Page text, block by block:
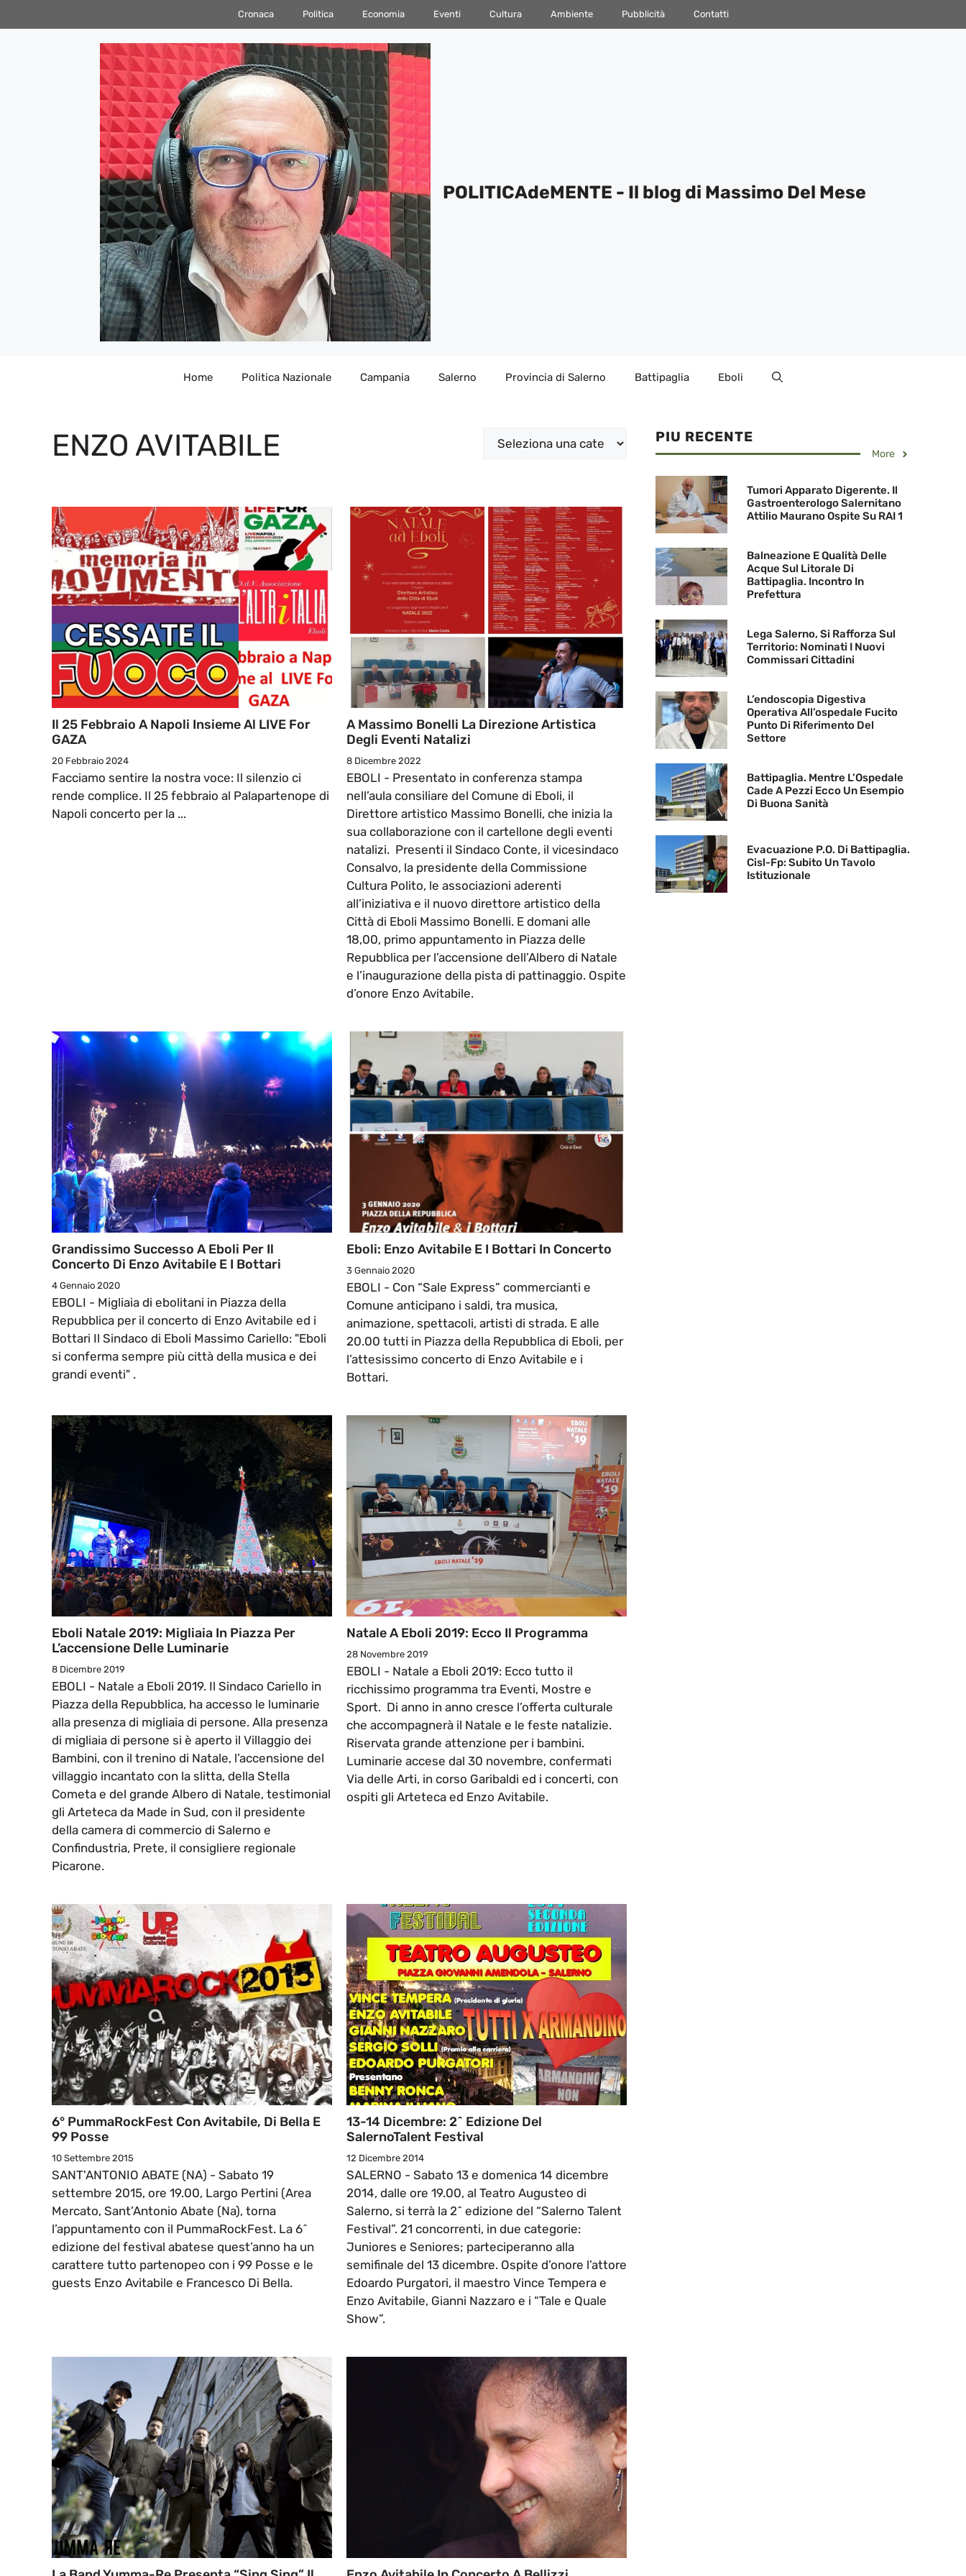
al
Cronaca Politica Economia Eventi Cultura Ambiente Pubblicità Contatti
POLITICAdeMENTE - Il blog di Massimo Del Mese
Home Politica Nazionale Campania Salerno Provincia di Salerno Battipaglia Eboli
ENZO AVITABILE Categorie
Il 25 Febbraio A Napoli Insieme Al LIVE For
GAZA
20 Febbraio 2024
Facciamo sentire la nostra voce: Il silenzio ci
rende complice. Il 25 febbraio al Palapartenope di
Napoli concerto per la ...
A Massimo Bonelli La Direzione Artistica
Degli Eventi Natalizi
8 Dicembre 2022
EBOLI - Presentato in conferenza stampa
nell’aula consiliare del Comune di Eboli, il
Direttore artistico Massimo Bonelli, che inizia la
sua collaborazione con il cartellone degli eventi
natalizi. Presenti il Sindaco Conte, il vicesindaco
Consalvo, la presidente della Commissione
Cultura Polito, le associazioni aderenti
all’iniziativa e il nuovo direttore artistico della
Città di Eboli Massimo Bonelli. E domani alle
18,00, primo appuntamento in Piazza delle
Repubblica per l’accensione dell’Albero di Natale
e l’inaugurazione della pista di pattinaggio. Ospite
d’onore Enzo Avitabile.
Grandissimo Successo A Eboli Per Il
Concerto Di Enzo Avitabile E I Bottari
4 Gennaio 2020
EBOLI - Migliaia di ebolitani in Piazza della
Repubblica per il concerto di Enzo Avitabile ed i
Bottari Il Sindaco di Eboli Massimo Cariello: "Eboli
si conferma sempre più città della musica e dei
grandi eventi" .
Eboli: Enzo Avitabile E I Bottari In Concerto
3 Gennaio 2020
EBOLI - Con “Sale Express” commercianti e
Comune anticipano i saldi, tra musica,
animazione, spettacoli, artisti di strada. E alle
20.00 tutti in Piazza della Repubblica di Eboli, per
l’attesissimo concerto di Enzo Avitabile e i
Bottari.
Eboli Natale 2019: Migliaia In Piazza Per
L’accensione Delle Luminarie
8 Dicembre 2019
EBOLI - Natale a Eboli 2019. Il Sindaco Cariello in
Piazza della Repubblica, ha accesso le luminarie
alla presenza di migliaia di persone. Alla presenza
di migliaia di persone si è aperto il Villaggio dei
Bambini, con il trenino di Natale, l’accensione del
villaggio incantato con la slitta, della Stella
Cometa e del grande Albero di Natale, testimonial
gli Arteteca da Made in Sud, con il presidente
della camera di commercio di Salerno e
Confindustria, Prete, il consigliere regionale
Picarone.
Natale A Eboli 2019: Ecco Il Programma
28 Novembre 2019
EBOLI - Natale a Eboli 2019: Ecco tutto il
ricchissimo programma tra Eventi, Mostre e
Sport. Di anno in anno cresce l’offerta culturale
che accompagnerà il Natale e le feste natalizie.
Riservata grande attenzione per i bambini.
Luminarie accese dal 30 novembre, confermati
Via delle Arti, in corso Garibaldi ed i concerti, con
ospiti gli Arteteca ed Enzo Avitabile.
6° PummaRockFest Con Avitabile, Di Bella E
99 Posse
10 Settembre 2015
SANT'ANTONIO ABATE (NA) - Sabato 19
settembre 2015, ore 19.00, Largo Pertini (Area
Mercato, Sant’Antonio Abate (Na), torna
l’appuntamento con il PummaRockFest. La 6^
edizione del festival abatese quest’anno ha un
carattere tutto partenopeo con i 99 Posse e le
guests Enzo Avitabile e Francesco Di Bella.
13-14 Dicembre: 2^ Edizione Del
SalernoTalent Festival
12 Dicembre 2014
SALERNO - Sabato 13 e domenica 14 dicembre
2014, dalle ore 19.00, al Teatro Augusteo di
Salerno, si terrà la 2^ edizione del “Salerno Talent
Festival”. 21 concorrenti, in due categorie:
Juniores e Seniores; parteciperanno alla
semifinale del 13 dicembre. Ospite d’onore l’attore
Edoardo Purgatori, il maestro Vince Tempera e
Enzo Avitabile, Gianni Nazzaro e i “Tale e Quale
Show”.
PIU RECENTE
More
Tumori Apparato Digerente. Il
Gastroenterologo Salernitano
Attilio Maurano Ospite Su RAI 1
Balneazione E Qualità Delle
Acque Sul Litorale Di
Battipaglia. Incontro In
Prefettura
Lega Salerno, Si Rafforza Sul
Territorio: Nominati I Nuovi
Commissari Cittadini
L’endoscopia Digestiva
Operativa All’ospedale Fucito
Punto Di Riferimento Del
Settore
Battipaglia. Mentre L’Ospedale
Cade A Pezzi Ecco Un Esempio
Di Buona Sanità
Evacuazione P.O. Di Battipaglia.
Cisl-Fp: Subito Un Tavolo
Istituzionale